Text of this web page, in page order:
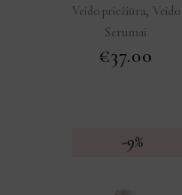
Veido priežiūra, Veido
Serumai
€37.00
-9%